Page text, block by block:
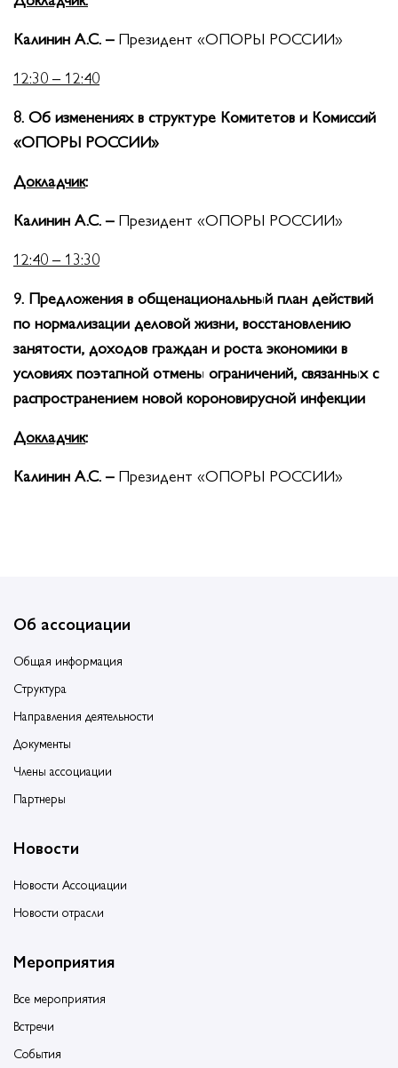
Калинин А.С. – Президент «ОПОРЫ РОССИИ»
12:30 – 12:40
8. Об изменениях в структуре Комитетов и Комиссий
«ОПОРЫ РОССИИ»
Докладчик:
Калинин А.С. – Президент «ОПОРЫ РОССИИ»
12:40 – 13:30
9. Предложения в общенациональный план действий
по нормализации деловой жизни, восстановлению
занятости, доходов граждан и роста экономики в
условиях поэтапной отмены ограничений, связанных с
распространением новой короновирусной инфекции
Докладчик:
Калинин А.С. – Президент «ОПОРЫ РОССИИ»
Об ассоциации
Общая информация
Структура
Направления деятельности
Документы
Члены ассоциации
Партнеры
Новости
Новости Ассоциации
Новости отрасли
Мероприятия
Все мероприятия
Встречи
События